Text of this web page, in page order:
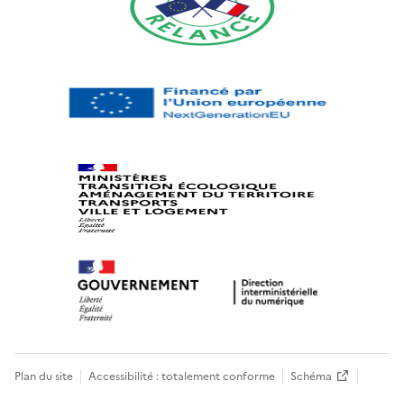
Plan du site Accessibilité : totalement conforme Schéma